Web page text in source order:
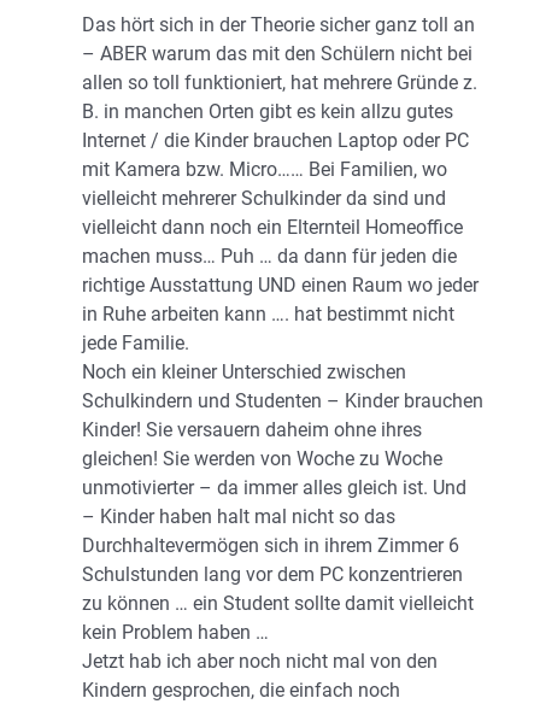
Das hört sich in der Theorie sicher ganz toll an
– ABER warum das mit den Schülern nicht bei
allen so toll funktioniert, hat mehrere Gründe z.
B. in manchen Orten gibt es kein allzu gutes
Internet / die Kinder brauchen Laptop oder PC
mit Kamera bzw. Micro…… Bei Familien, wo
vielleicht mehrerer Schulkinder da sind und
vielleicht dann noch ein Elternteil Homeoffice
machen muss… Puh … da dann für jeden die
richtige Ausstattung UND einen Raum wo jeder
in Ruhe arbeiten kann …. hat bestimmt nicht
jede Familie.
Noch ein kleiner Unterschied zwischen
Schulkindern und Studenten – Kinder brauchen
Kinder! Sie versauern daheim ohne ihres
gleichen! Sie werden von Woche zu Woche
unmotivierter – da immer alles gleich ist. Und
– Kinder haben halt mal nicht so das
Durchhaltevermögen sich in ihrem Zimmer 6
Schulstunden lang vor dem PC konzentrieren
zu können … ein Student sollte damit vielleicht
kein Problem haben …
Jetzt hab ich aber noch nicht mal von den
Kindern gesprochen, die einfach noch